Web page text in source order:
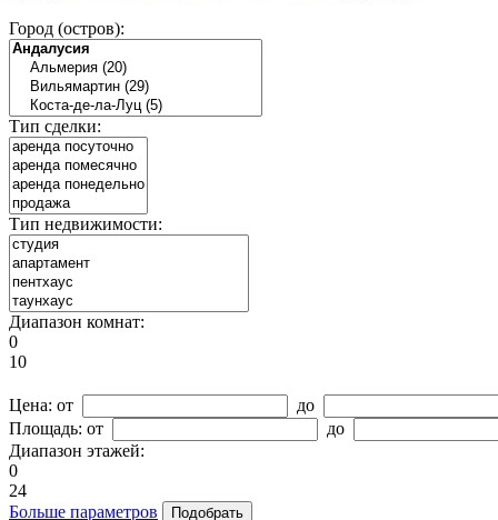
Город (остров):
Тип сделки:
Тип недвижимости:
Диапазон комнат:
0
10
Цена: от до
Площадь: от
до
Диапазон этажей:
0
24
Больше параметров